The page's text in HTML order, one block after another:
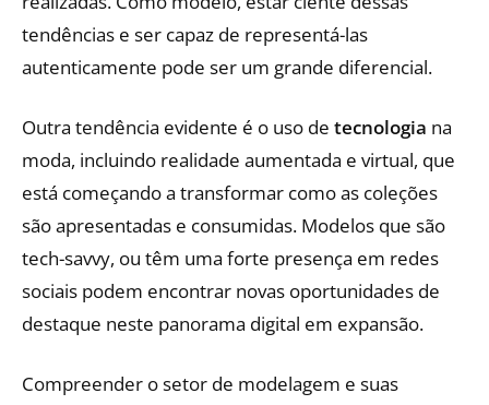
tendências e ser capaz de representá-las
autenticamente pode ser um grande diferencial.
Outra tendência evidente é o uso de tecnologia na
moda, incluindo realidade aumentada e virtual, que
está começando a transformar como as coleções
são apresentadas e consumidas. Modelos que são
tech-savvy, ou têm uma forte presença em redes
sociais podem encontrar novas oportunidades de
destaque neste panorama digital em expansão.
Compreender o setor de modelagem e suas